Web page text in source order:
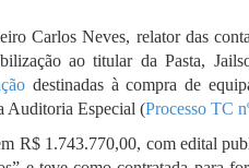
Carlos Neves, relator das
ao titular da Pasta,
destinadas à compra de
Auditoria Especial (Processo TC
R$ 1.743.770,00, com edital